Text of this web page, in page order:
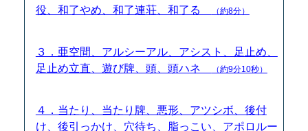
役、和了やめ、和了連荘、和了る
（約8分）
３．亜空間、アルシーアル、アシスト、足止め、
足止め立直、遊び牌、頭、頭ハネ
（約9分10秒）
４．当たり、当たり牌、悪形、アツシボ、後付
け、後引っかけ、穴待ち、脂っこい、アポロルー